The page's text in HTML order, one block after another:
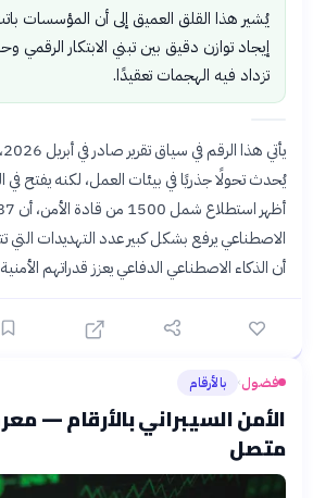
يُشير هذا القلق العميق إلى أن المؤسسات باتت
إيجاد توازن دقيق بين تبني الابتكار الرقمي وحماية
تزداد فيه الهجمات تعقيدًا.
يأتي هذا الرقم
تحولًا جذريًا في بيئات العمل، لكنه يفتح في
أظهر استطلاع
الاصطناعي الدفاعي يعزز قدراتهم الأمنية
› بالأرقام
السيبراني بالأرقام — معركة